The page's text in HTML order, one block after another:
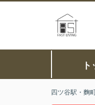
四ツ谷駅・麴